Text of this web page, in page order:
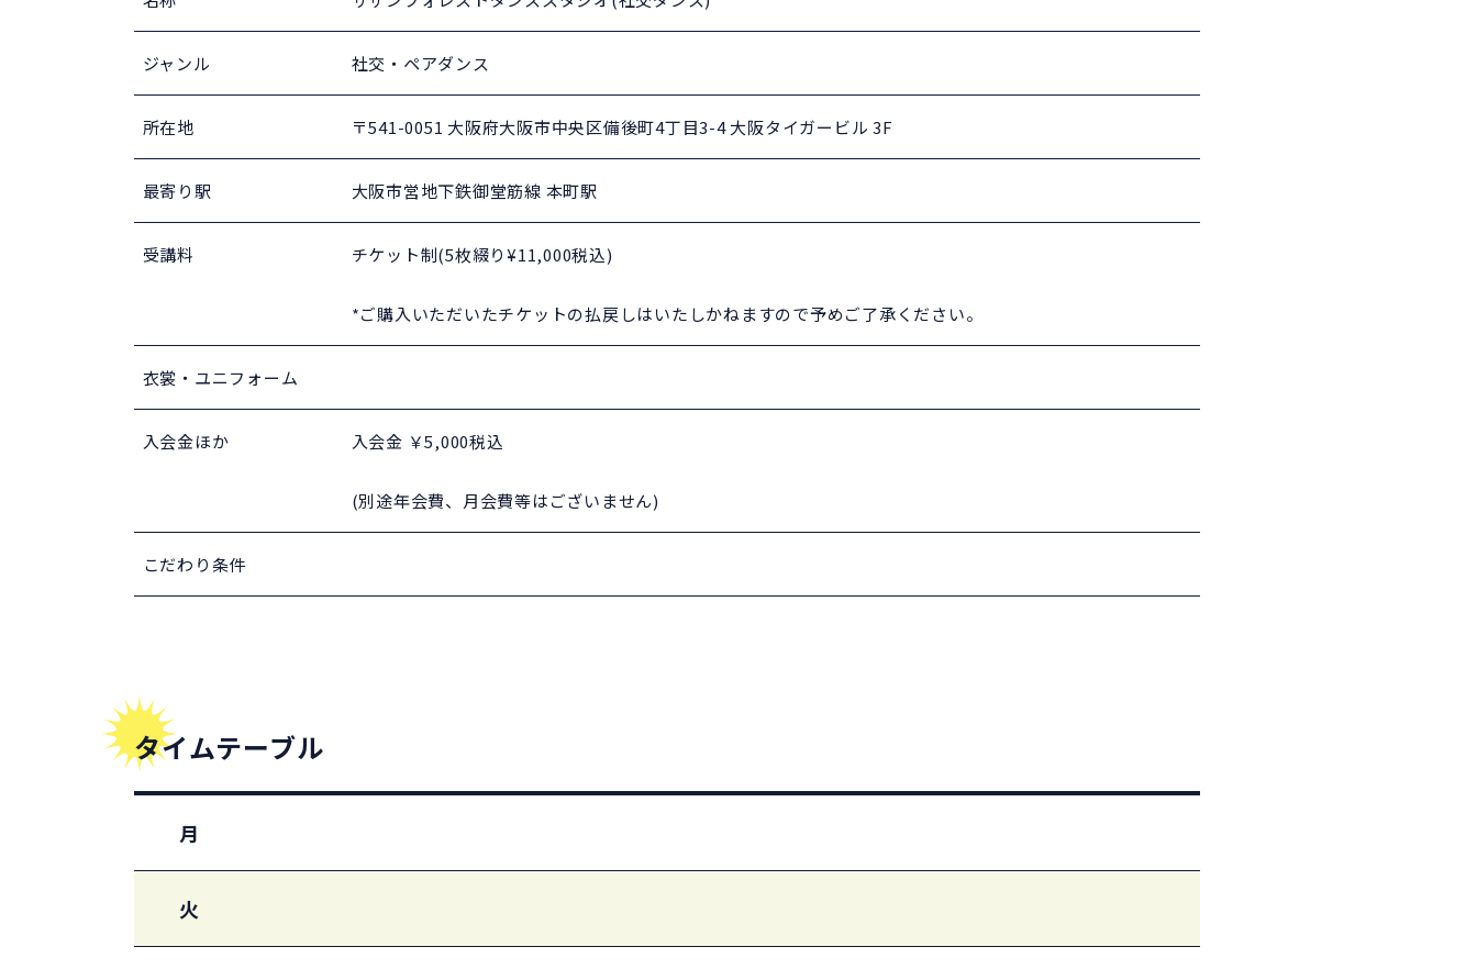
ジャンル 社交・ペアダンス
所在地 〒541-0051 大阪府大阪市中央区備後町4丁目3-4 大阪タイガービル 3F
最寄り駅 大阪市営地下鉄御堂筋線 本町駅
受講料 チケット制(5枚綴り¥11,000税込)
​*ご購入いただいたチケットの払戻しはいたしかねますので予めご了承ください。
衣裳・ユニフォーム
入会金ほか 入会金 ￥5,000税込
(別途年会費、月会費等はございません)
こだわり条件
タイムテーブル
月
火